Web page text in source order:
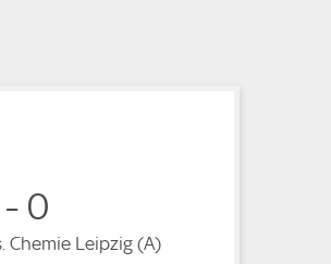
- 0
Chemie Leipzig (A)